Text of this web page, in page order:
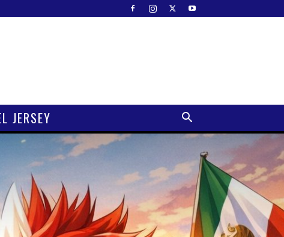
JERSEY